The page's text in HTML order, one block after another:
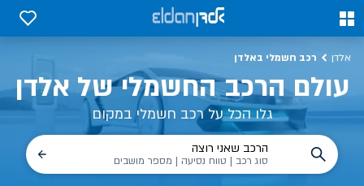
0
0
אלדן רכב חשמלי באלדן
עולם הרכב החשמלי של אלדן
גלו הכל על רכב חשמלי במקום
הרכב שאני רוצה
סוג רכב | טווח נסיעה | מספר מושבים
הכל על רכב חשמלי, שימושים, טכנולוגיה וכל מה שכדי לדעת | אלדן